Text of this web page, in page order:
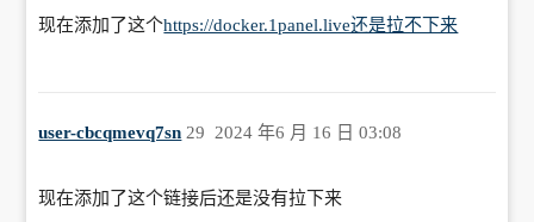
现在添加了这个https://docker.1panel.live还是拉不下来
user-cbcqmevq7sn 2024 年6 月 16 日 03:08
29
现在添加了这个链接后还是没有拉下来